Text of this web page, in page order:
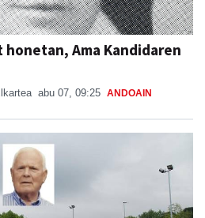
Ama Kandidaren
abu 07, 09:25 ANDOAIN